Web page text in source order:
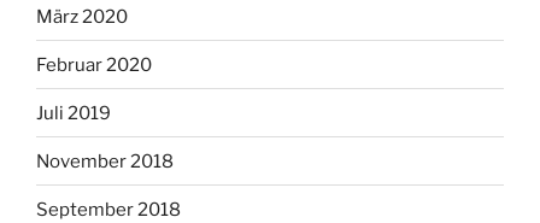
März 2020
Februar 2020
Juli 2019
November 2018
September 2018